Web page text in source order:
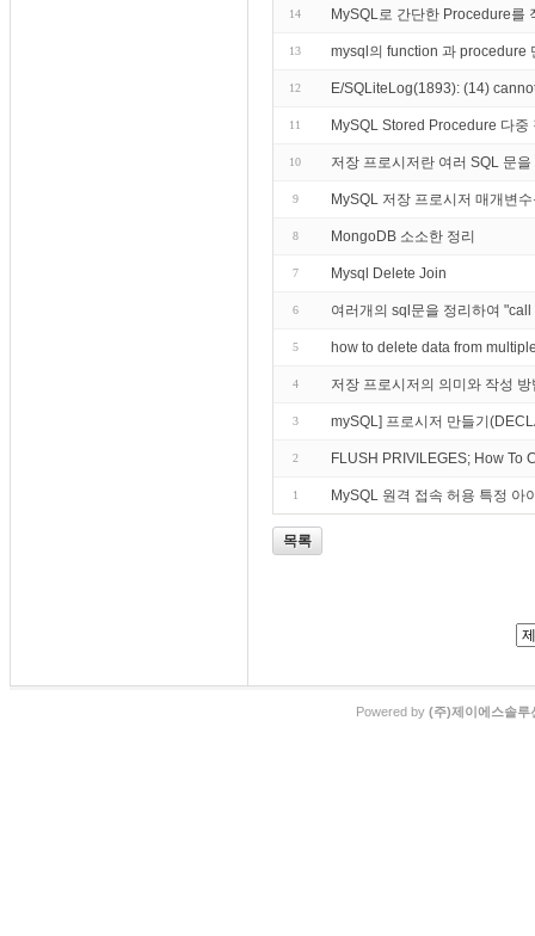
14 MySQL로 간단한 Procedure를
13 mysql의 function 과 procedure
12 E/SQLiteLog(1893): (14)
11 MySQL Stored Procedure 다중
10 저장 프로시저란 여러 SQL 문
9 MySQL 저장 프로시저 매개변
8 MongoDB 소소한 정리
7 Mysql Delete Join
6 여러개의 sql문을 정리하여
5 how to delete data from
4 저장 프로시저의 의미와 작성
3 mySQL] 프로시저 만들기
2 FLUSH PRIVILEGES; How To
1 MySQL 원격 접속 허용 특정 아
목록
Powered by (주)제이에스솔루